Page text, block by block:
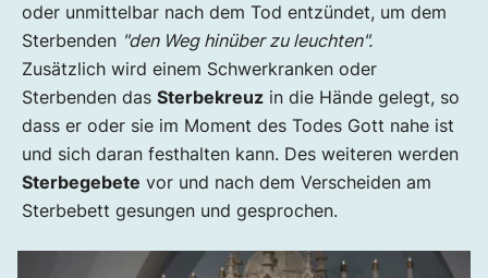
oder unmittelbar nach dem Tod entzündet, um dem
Sterbenden "den Weg hinüber zu leuchten".
Zusätzlich wird einem Schwerkranken oder
Sterbenden das Sterbekreuz in die Hände gelegt, so
dass er oder sie im Moment des Todes Gott nahe ist
und sich daran festhalten kann. Des weiteren werden
Sterbegebete vor und nach dem Verscheiden am
Sterbebett gesungen und gesprochen.